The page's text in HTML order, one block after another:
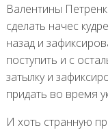
Валентины
сделать начес
назад и
поступить и с
затылку и
придать во время
И хоть странную